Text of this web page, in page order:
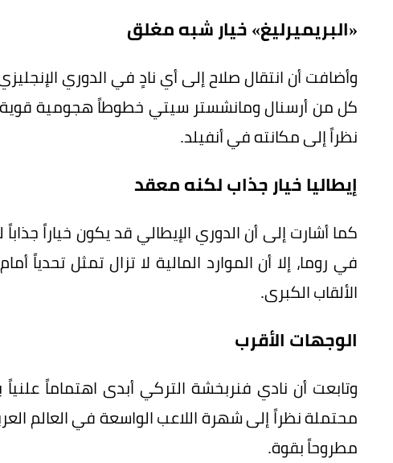
«البريميرليغ» خيار شبه مغلق
وأضافت أن انتقال صلاح إلى أي نادٍ في الدوري
كل من أرسنال ومانشستر سيتي خطوطاً هجومية قوية،
نظراً إلى مكانته في أنفيلد.
إيطاليا خيار جذاب لكنه معقد
كما أشارت إلى أن الدوري الإيطالي قد يكون خياراً
في روما، إلا أن الموارد المالية لا تزال تمثل تحدياً
الألقاب الكبرى.
الوجهات الأقرب
وتابعت أن نادي فنربخشة التركي أبدى اهتماماً
محتملة نظراً إلى شهرة اللاعب الواسعة في العالم
مطروحاً بقوة.